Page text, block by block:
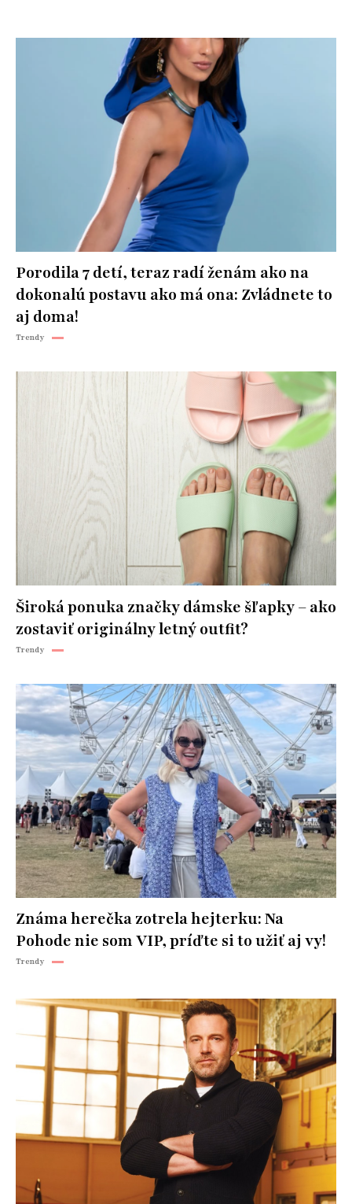
Porodila 7 detí, teraz radí ženám ako na
dokonalú postavu ako má ona: Zvládnete to
aj doma!
Trendy
Široká ponuka značky dámske šľapky – ako
zostaviť originálny letný outfit?
Trendy
Známa herečka zotrela hejterku: Na
Pohode nie som VIP, príďte si to užiť aj vy!
Trendy